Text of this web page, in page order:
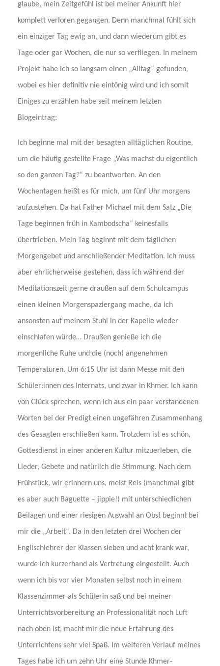
glaube, mein Zeitgefühl ist bei meiner Ankunft hier
komplett verloren gegangen. Denn manchmal fühlt sich
ein einziger Tag ewig an, und dann wiederum gibt es
Tage oder gar Wochen, die nur so verfliegen. In meinem
Projekt habe ich so langsam einen „Alltag“ gefunden,
wobei es hier definitiv nie eintönig wird und ich somit
Einiges zu erzählen habe seit meinem letzten
Blogeintrag:
Ich beginne mal mit der besagten alltäglichen Routine,
um die häufig gestellte Frage „Was machst du eigentlich
so den ganzen Tag?“ zu beantworten. An den
Wochentagen heißt es für mich, um fünf Uhr morgens
aufzustehen. Da hat Father Michael mit dem Satz „Die
Tage beginnen früh in Kambodscha“ keinesfalls
übertrieben. Mein Tag beginnt mit dem täglichen
Morgengebet und anschließender Meditation. Ich muss
aber ehrlicherweise gestehen, dass ich während der
Meditationszeit gerne draußen auf dem Schulcampus
einen kleinen Morgenspaziergang mache, da ich
ansonsten auf meinem Stuhl in der Kapelle wieder
einschlafen würde… Draußen genieße ich die
morgenliche Ruhe und die (noch) angenehmen
Temperaturen. Um 6:15 Uhr ist dann Messe mit den
Schüler:innen des Internats, und zwar in Khmer. Ich kann
von Glück sprechen, wenn ich aus ein paar verstandenen
Worten bei der Predigt einen ungefähren Zusammenhang
des Gesagten erschließen kann. Trotzdem ist es schön,
Gottesdienst in einer anderen Kultur mitzuerleben, die
Lieder, Gebete und natürlich die Stimmung. Nach dem
Frühstück, wir erinnern uns, meist Reis (manchmal gibt
es aber auch Baguette – jippie!) mit unterschiedlichen
Beilagen und einer riesigen Auswahl an Obst beginnt bei
mir die „Arbeit“. Da in den letzten drei Wochen der
Englischlehrer der Klassen sieben und acht krank war,
wurde ich kurzerhand als Vertretung eingestellt. Auch
wenn ich bis vor vier Monaten selbst noch in einem
Klassenzimmer als Schülerin saß und bei meiner
Unterrichtsvorbereitung an Professionalität noch Luft
nach oben ist, macht mir die neue Erfahrung des
Unterrichtens sehr viel Spaß. Im weiteren Verlauf meines
Tages habe ich um zehn Uhr eine Stunde Khmer-